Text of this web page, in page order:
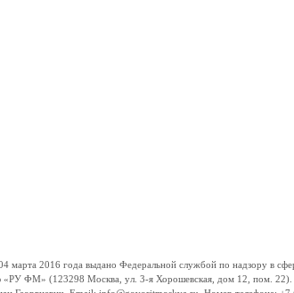
2016 года выдано Федеральной службой по надзору в
«РУ ФМ» (123298 Москва, ул. 3-я Хорошевская, дом 12, пом.